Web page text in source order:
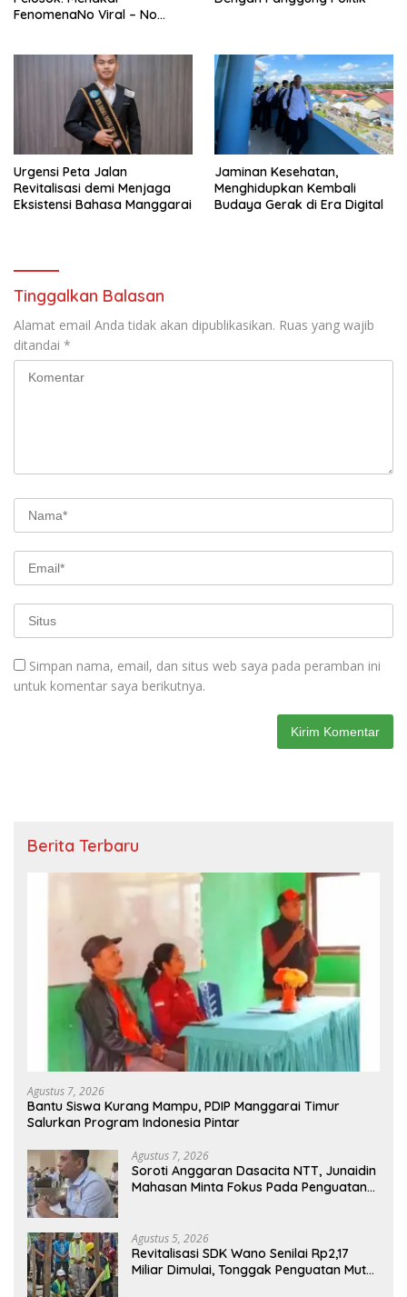
FenomenaNo Viral – No
Urgensi Peta Jalan
Revitalisasi demi Menjaga
Eksistensi Bahasa Manggarai
Jaminan Kesehatan,
Menghidupkan Kembali
Budaya Gerak di Era Digital
Tinggalkan Balasan
Alamat email Anda tidak akan dipublikasikan. Ruas yang wajib
ditandai *
Simpan nama, email, dan situs web saya pada peramban ini
untuk komentar saya berikutnya.
Berita Terbaru
Agustus 7, 2026
Bantu Siswa Kurang Mampu, PDIP Manggarai Timur
Salurkan Program Indonesia Pintar
Agustus 7, 2026
Soroti Anggaran Dasacita NTT, Junaidin
Mahasan Minta Fokus Pada Penguatan
Agustus 5, 2026
Revitalisasi SDK Wano Senilai Rp2,17
Miliar Dimulai, Tonggak Penguatan Mutu